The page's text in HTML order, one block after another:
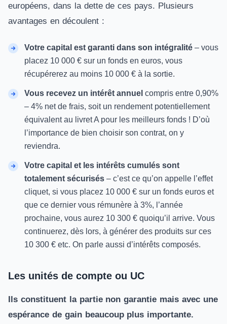
européens, dans la dette de ces pays. Plusieurs
avantages en découlent :
Votre capital est garanti dans son intégralité – vous
placez 10 000 € sur un fonds en euros, vous
récupérerez au moins 10 000 € à la sortie.
Vous recevez un intérêt annuel compris entre 0,90%
– 4% net de frais, soit un rendement potentiellement
équivalent au livret A pour les meilleurs fonds ! D’où
l’importance de bien choisir son contrat, on y
reviendra.
Votre capital et les intérêts cumulés sont
totalement sécurisés – c’est ce qu’on appelle l’effet
cliquet, si vous placez 10 000 € sur un fonds euros et
que ce dernier vous rémunère à 3%, l’année
prochaine, vous aurez 10 300 € quoiqu’il arrive. Vous
continuerez, dès lors, à générer des produits sur ces
10 300 € etc. On parle aussi d’intérêts composés.
Les unités de compte ou UC
Ils constituent la partie non garantie mais avec une
espérance de gain beaucoup plus importante.